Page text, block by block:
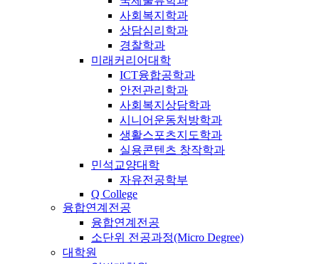
사회복지학과
상담심리학과
경찰학과
미래커리어대학
ICT융합공학과
안전관리학과
사회복지상담학과
시니어운동처방학과
생활스포츠지도학과
실용콘텐츠 창작학과
민석교양대학
자유전공학부
Q College
융합연계전공
융합연계전공
소단위 전공과정(Micro Degree)
대학원